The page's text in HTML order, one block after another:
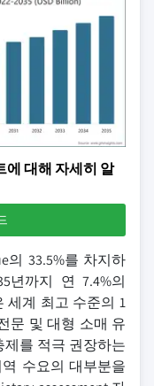
에 대해 자세히 알
의 33.5%를 차지하
년까지 연 7.4%의
세계 최고 수준의 1
문 및 대형 소매 유
를 적극 권장하는
수요의 대부분을